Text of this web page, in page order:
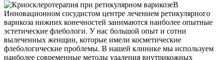
В
Инновационном сосудистом центре лечением ретикулярного
варикоза нижних конечностей занимаются наиболее опытные
эстетические флебологи. У нас большой опыт и сотни
вылеченных женщин, которые имели косметические
флебологические проблемы. В нашей клинике мы используем
наиболее современные методы удаления внутрикожных